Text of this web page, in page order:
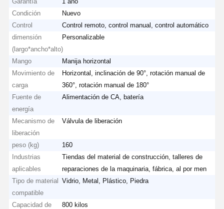
Condición
Nuevo
Control
Control remoto, control manual, control automático
dimensión
(largo*ancho*alto)
Personalizable
Mango
Manija horizontal
Movimiento de
carga
Horizontal, inclinación de 90°, rotación manual de
360°, rotación manual de 180°
Fuente de
energía
Alimentación de CA, batería
Mecanismo de
liberación
Válvula de liberación
peso (kg)
160
Industrias
aplicables
Tiendas del material de construcción, talleres de
reparaciones de la maquinaria, fábrica, al por men
Tipo de material
compatible
Vidrio, Metal, Plástico, Piedra
Capacidad de
800 kilos